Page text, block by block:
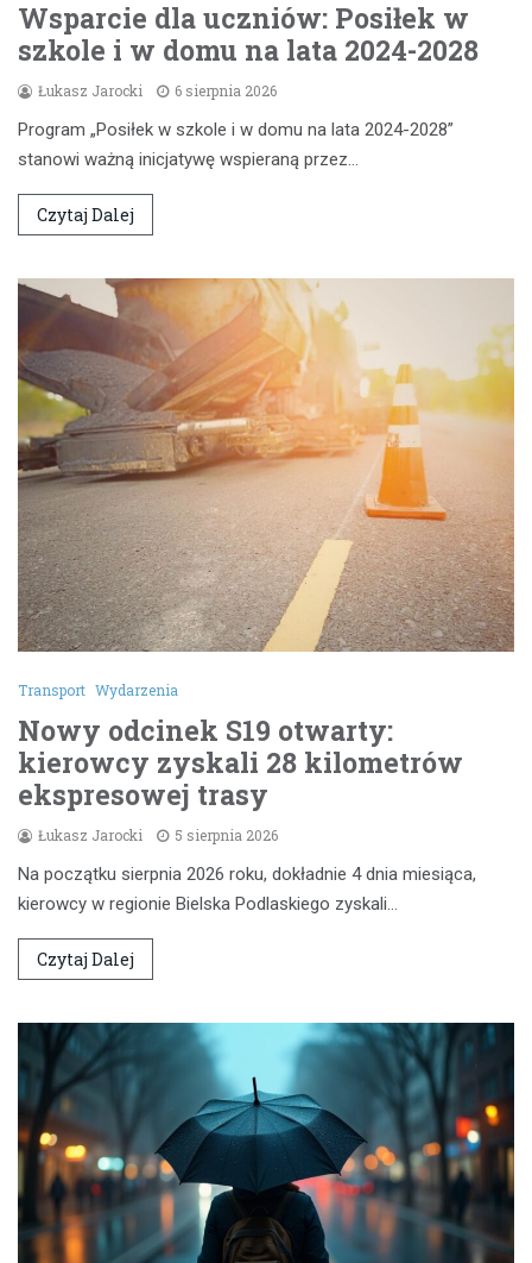
Wsparcie dla uczniów: Posiłek w
szkole i w domu na lata 2024-2028
Łukasz Jarocki 6 sierpnia 2026
Program „Posiłek w szkole i w domu na lata 2024-2028”
stanowi ważną inicjatywę wspieraną przez…
Czytaj Dalej
Transport Wydarzenia
Nowy odcinek S19 otwarty:
kierowcy zyskali 28 kilometrów
ekspresowej trasy
Łukasz Jarocki 5 sierpnia 2026
Na początku sierpnia 2026 roku, dokładnie 4 dnia miesiąca,
kierowcy w regionie Bielska Podlaskiego zyskali…
Czytaj Dalej